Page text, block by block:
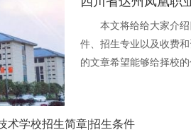
本文将给给大家介
件、招生专业以及收费
的文章希望能够给择校
术学校招生简章|招生条件